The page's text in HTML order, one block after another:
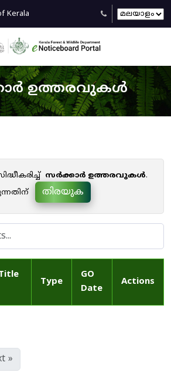
Kerala
ഉത്തരവുകൾ
സർക്കാർ ഉത്തരവുകൾ.
തിരയുക
Type
GO
Date
Actions
»